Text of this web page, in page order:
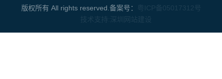
版权所有 All rights reserved.备案号：
粤ICP备05017312号
技术支持:
深圳网站建设